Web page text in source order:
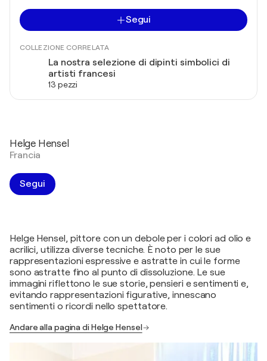
Segui
COLLEZIONE CORRELATA
La nostra selezione di dipinti simbolici di
artisti francesi
13 pezzi
Helge Hensel
Francia
Segui
Helge Hensel, pittore con un debole per i colori ad olio e
acrilici, utilizza diverse tecniche. È noto per le sue
rappresentazioni espressive e astratte in cui le forme
sono astratte fino al punto di dissoluzione. Le sue
immagini riflettono le sue storie, pensieri e sentimenti e,
evitando rappresentazioni figurative, innescano
sentimenti o ricordi nello spettatore.
Andare alla pagina di Helge Hensel